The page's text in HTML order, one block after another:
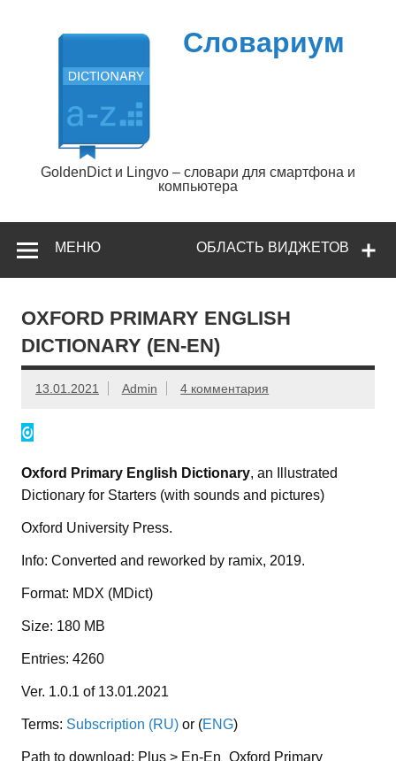
содержимому
Словариум
GoldenDict и Lingvo – словари для смартфона и
компьютера
ОБЛАСТЬ ВИДЖЕТОВ
МЕНЮ
OXFORD PRIMARY ENGLISH
DICTIONARY (EN-EN)
13.01.2021 Admin 4 комментария
Oxford Primary English Dictionary, an Illustrated
Dictionary for Starters (with sounds and pictures)
Oxford University Press.
Info: Converted and reworked by ramix, 2019.
Format: MDX (MDict)
Size: 180 MB
Entries: 4260
Ver. 1.0.1 of 13.01.2021
Terms: Subscription (RU) or (ENG)
Path to download: Plus > En-En_Oxford Primary